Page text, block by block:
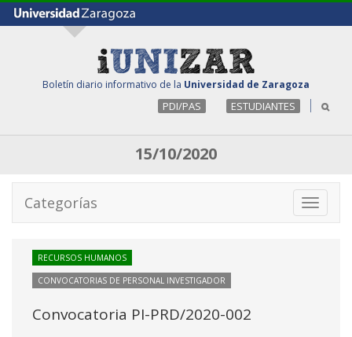
Boletín diario informativo de la Universidad de Zaragoza
PDI/PAS ESTUDIANTES
15/10/2020
Toggle
Categorías
RECURSOS HUMANOS
CONVOCATORIAS DE PERSONAL INVESTIGADOR
Convocatoria PI-PRD/2020-002